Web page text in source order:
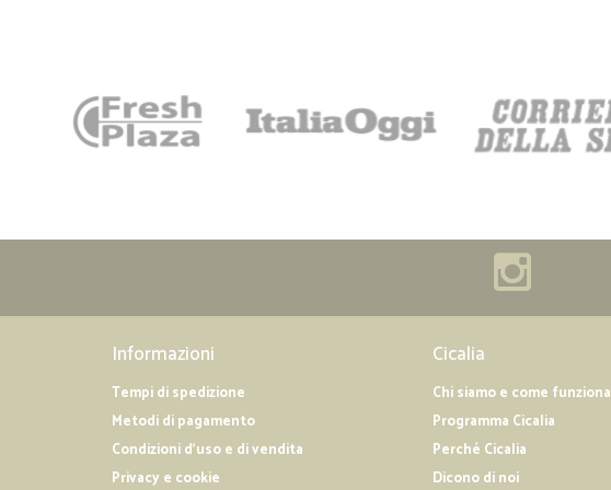
Informazioni
Tempi di spedizione
Metodi di pagamento
Condizioni d'uso e di vendita
Privacy e cookie
Cicalia
Chi siamo e come funziona
Programma Cicalia
Perché Cicalia
Dicono di noi